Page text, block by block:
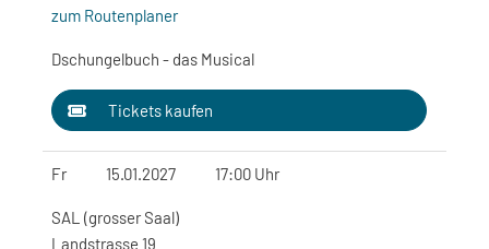
zum Routenplaner
Dschungelbuch - das Musical
Tickets kaufen
Fr 15.01.2027 17:00 Uhr
SAL (grosser Saal)
Landstrasse 19